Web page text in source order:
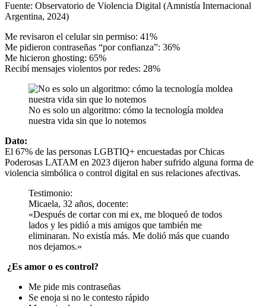
Fuente: Observatorio de Violencia Digital (Amnistía Internacional
Argentina, 2024)
Me revisaron el celular sin permiso: 41%
Me pidieron contraseñas “por confianza”: 36%
Me hicieron ghosting: 65%
Recibí mensajes violentos por redes: 28%
No es solo un algoritmo: cómo la tecnología moldea
nuestra vida sin que lo notemos
Dato:
El 67% de las personas LGBTIQ+ encuestadas por Chicas
Poderosas LATAM en 2023 dijeron haber sufrido alguna forma de
violencia simbólica o control digital en sus relaciones afectivas.
Testimonio:
Micaela, 32 años, docente:
«Después de cortar con mi ex, me bloqueó de todos
lados y les pidió a mis amigos que también me
eliminaran. No existía más. Me dolió más que cuando
nos dejamos.»
¿Es amor o es control?
Me pide mis contraseñas
Se enoja si no le contesto rápido